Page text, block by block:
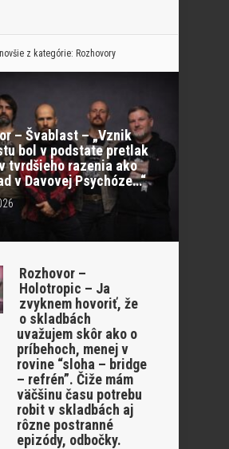
z kategórie: Rozhovory
– Švablast – „Vznik
bol v podstate pretlak
tvrdšieho razenia ako
v Davovej Psychóze…“
Rozhovor –
Holotropic – Ja
zvyknem hovoriť, že
o skladbách
uvažujem skôr ako o
príbehoch, menej v
rovine “sloha – bridge
– refrén”. Čiže mám
väčšinu času potrebu
robit v skladbách aj
rôzne postranné
epizódy, odbočky.